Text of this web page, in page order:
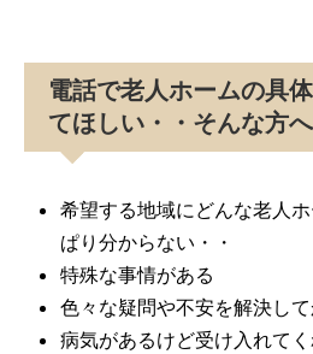
電話で老人ホームの具
てほしい・・そんな方へ
希望する地域にどんな老人
ぱり分からない・・
特殊な事情がある
色々な疑問や不安を解決し
病気があるけど受け入れてく